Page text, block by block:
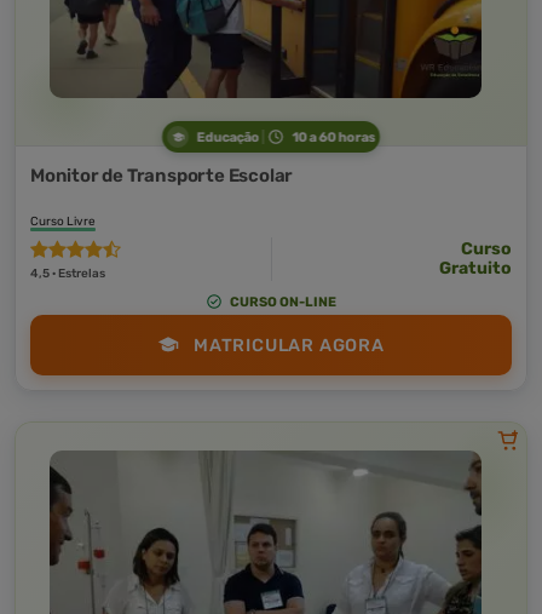
Educação 10 a 60 horas
Monitor de Transporte Escolar
Curso Livre
4,5 · Estrelas
Curso
Gratuito
CURSO ON-LINE
MATRICULAR AGORA